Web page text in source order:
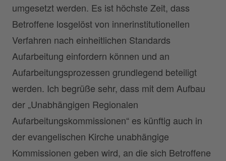
umgesetzt werden. Es ist höchste Zeit, dass
Betroffene losgelöst von innerinstitutionellen
Verfahren nach einheitlichen Standards
Aufarbeitung einfordern können und an
Aufarbeitungsprozessen grundlegend beteiligt
werden. Ich begrüße sehr, dass mit dem Aufbau
der „Unabhängigen Regionalen
Aufarbeitungskommissionen“ es künftig auch in
der evangelischen Kirche unabhängige
Kommissionen geben wird, an die sich Betroffene